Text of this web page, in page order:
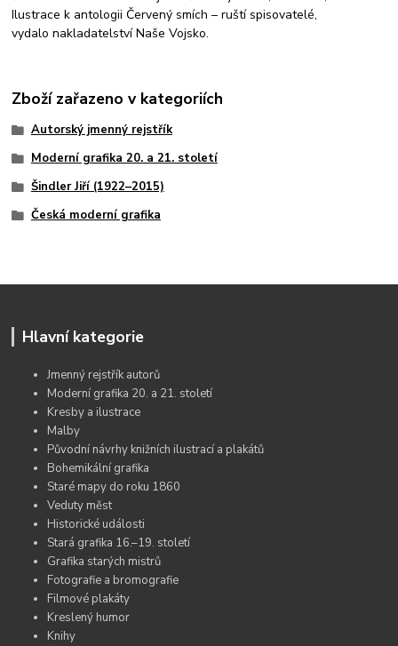
Ilustrace k antologii Červený smích – ruští spisovatelé,
vydalo nakladatelství Naše Vojsko.
Zboží zařazeno v kategoriích
Autorský jmenný rejstřík
Moderní grafika 20. a 21. století
Šindler Jiří (1922–2015)
Česká moderní grafika
Hlavní kategorie
Jmenný rejstřík autorů
Moderní grafika 20. a 21. století
Kresby a ilustrace
Malby
Původní návrhy knižních ilustrací a plakátů
Bohemikální grafika
Staré mapy do roku 1860
Veduty měst
Historické události
Stará grafika 16.–19. století
Grafika starých mistrů
Fotografie a bromografie
Filmové plakáty
Kreslený humor
Knihy